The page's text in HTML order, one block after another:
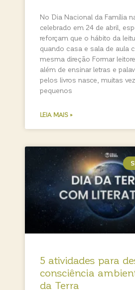
No Dia Nacional da Família
celebrado em 24 de abril,
reforçam que o hábito da
quando casa e sala de aula
mesma direção Formar
além de ensinar letras e
pelos livros nasce, muitas
pequenos
LEIA MAIS »
5 atividades para
consciência
da Terra